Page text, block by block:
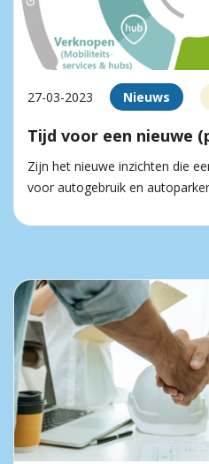
27-03-2023 Nieuws
Tijd voor een nieuwe
Zijn het nieuwe inzichten die
voor autogebruik en